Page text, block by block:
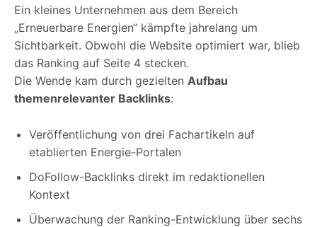
Ein kleines Unternehmen aus dem Bereich
„Erneuerbare Energien“ kämpfte jahrelang um
Sichtbarkeit. Obwohl die Website optimiert war, blieb
das Ranking auf Seite 4 stecken.
Die Wende kam durch gezielten Aufbau
themenrelevanter Backlinks:
Veröffentlichung von drei Fachartikeln auf
etablierten Energie-Portalen
DoFollow-Backlinks direkt im redaktionellen
Kontext
Überwachung der Ranking-Entwicklung über sechs